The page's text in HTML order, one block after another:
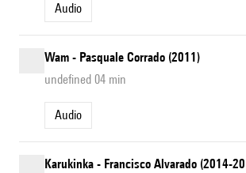
Audio
Wam - Pasquale Corrado (2011)
undefined 04 min
Audio
Karukinka - Francisco Alvarado (2014-